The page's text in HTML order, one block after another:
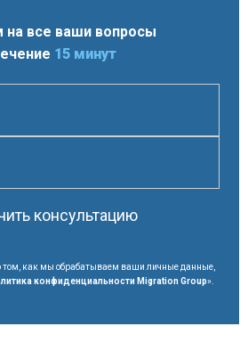
на все ваши вопросы
15 минут
консультацию
как мы обрабатываем ваши личные данные,
конфиденциальности Migration Group».